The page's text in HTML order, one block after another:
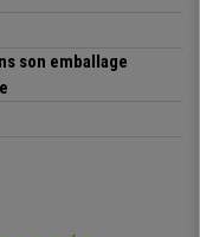
son emballage